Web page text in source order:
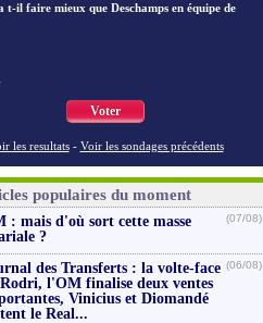
t-il faire mieux que Deschamps en équipe de
Voter
les resultats - Voir les sondages précédents
populaires du moment
: mais d'où sort cette masse
?
(07/08)
des Transferts : la volte-face
l'OM finalise deux ventes
Vinicius et Diomandé
le Real...
(06/08)